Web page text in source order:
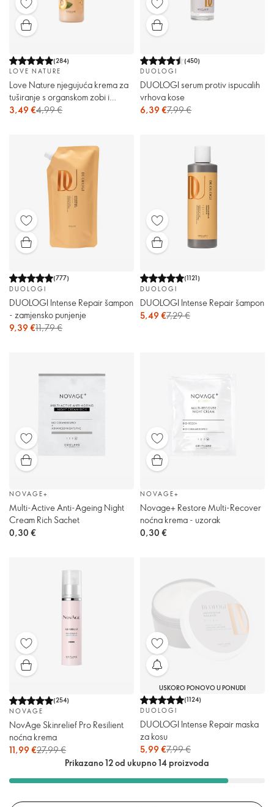
(284)
LOVE NATURE
Love Nature njegujuća krema za
tuširanje s organskom zobi i
marelicom
3,49 €4,99 €
(450)
DUOLOGI
DUOLOGI serum protiv ispucalih
vrhova kose
6,39 €7,99 €
(777)
DUOLOGI
DUOLOGI Intense Repair šampon
- zamjensko punjenje
9,39 €11,79 €
(1121)
DUOLOGI
DUOLOGI Intense Repair šampon
5,49 €7,29 €
NOVAGE+
Multi-Active Anti-Ageing Night
Cream Rich Sachet
0,30 €
NOVAGE+
Novage+ Restore Multi-Recover
noćna krema - uzorak
0,30 €
(254)
NOVAGE
NovAge Skinrelief Pro Resilient
noćna krema
11,99 €27,99 €
USKORO PONOVO U PONUDI
(1124)
DUOLOGI
DUOLOGI Intense Repair maska
za kosu
5,99 €7,99 €
Prikazano 12 od ukupno 14 proizvoda